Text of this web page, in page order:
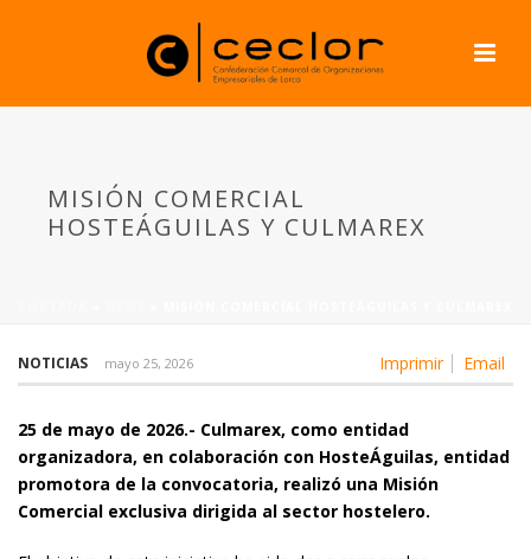
MISIÓN COMERCIAL
HOSTEÁGUILAS Y CULMAREX
Imprimir Email
NOTICIAS mayo 25, 2026
25 de mayo de 2026.- Culmarex, como entidad
organizadora, en colaboración con HosteÁguilas, entidad
promotora de la convocatoria, realizó una Misión
Comercial exclusiva dirigida al sector hostelero.